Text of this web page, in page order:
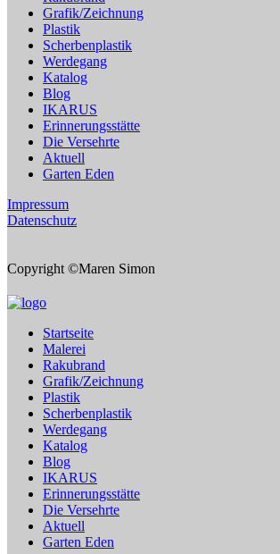
Grafik/Zeichnung
Plastik
Scherbenplastik
Werdegang
Katalog
Blog
IKARUS
Erinnerungsstätte
Die Versehrte
Aktuell
Garten Eden
Impressum
Datenschutz
Copyright ©Maren Simon
Startseite
Malerei
Rakubrand
Grafik/Zeichnung
Plastik
Scherbenplastik
Werdegang
Katalog
Blog
IKARUS
Erinnerungsstätte
Die Versehrte
Aktuell
Garten Eden